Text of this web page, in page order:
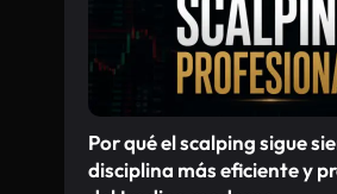
Por qué el scalping sigue
disciplina más eficiente y